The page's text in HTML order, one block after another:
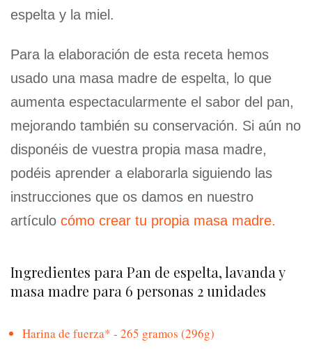
espelta y la miel.
Para la elaboración de esta receta hemos
usado una masa madre de espelta, lo que
aumenta espectacularmente el sabor del pan,
mejorando también su conservación. Si aún no
disponéis de vuestra propia masa madre,
podéis aprender a elaborarla siguiendo las
instrucciones que os damos en nuestro
artículo cómo crear tu propia masa madre.
Ingredientes para Pan de espelta, lavanda y
masa madre para 6 personas 2 unidades
Harina de fuerza* - 265 gramos (296g)